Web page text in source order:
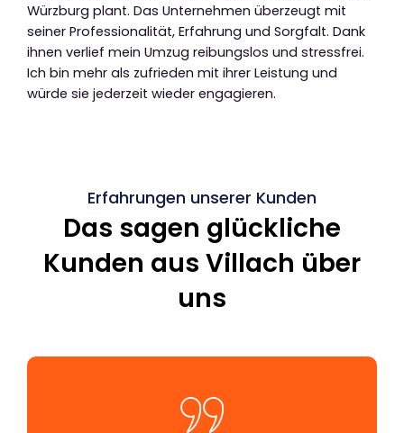
Würzburg plant. Das Unternehmen überzeugt mit
seiner Professionalität, Erfahrung und Sorgfalt. Dank
ihnen verlief mein Umzug reibungslos und stressfrei.
Ich bin mehr als zufrieden mit ihrer Leistung und
würde sie jederzeit wieder engagieren.
Erfahrungen unserer Kunden
Das sagen glückliche
Kunden aus Villach über
uns